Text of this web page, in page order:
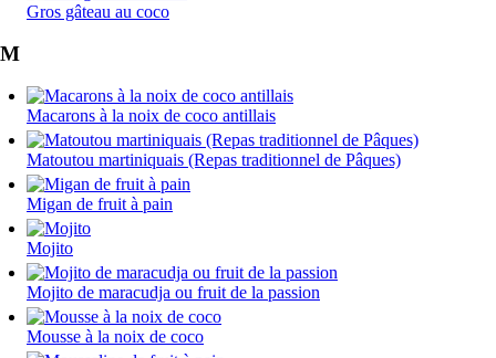
Gros gâteau au coco
M
Macarons à la noix de coco antillais
Matoutou martiniquais (Repas traditionnel de Pâques)
Migan de fruit à pain
Mojito
Mojito de maracudja ou fruit de la passion
Mousse à la noix de coco